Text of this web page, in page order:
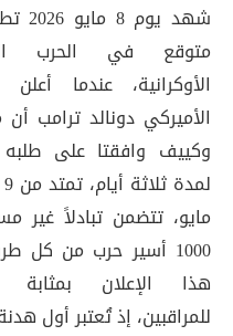
شهد يوم
متوقع في الحرب
الأوكرانية، عندما أعلن
الأميركي دونالد ترامب
وكييف وافقتا على
مايو، تتضمن تبادلاً غير
1000 أسير حرب من كل
هذا الإعلان بمثابة
للمراقبين، إذ تُعتبر أول